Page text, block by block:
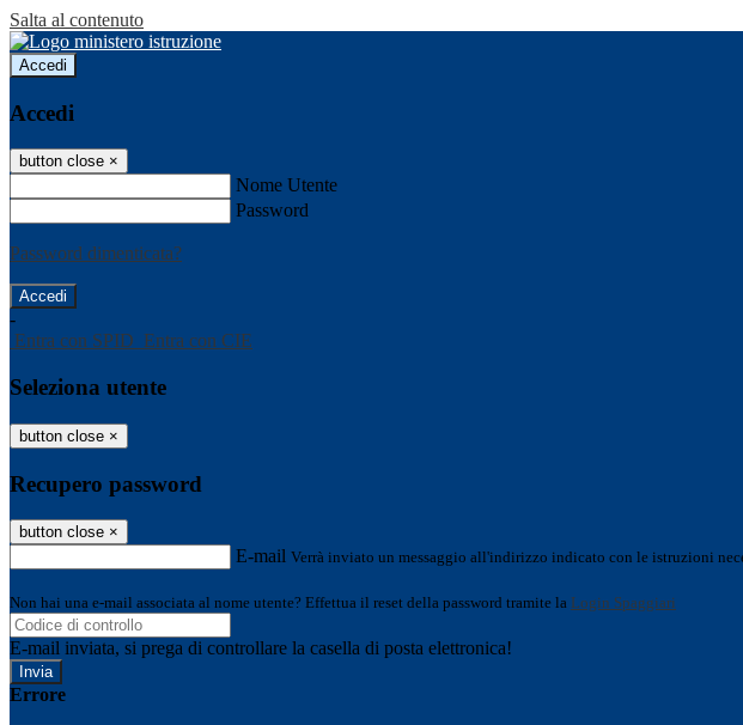
Salta al contenuto
Accedi
Accedi
button close ×
Nome Utente
Password
Password dimenticata?
-
Entra con SPID Entra con CIE
Seleziona utente
button close ×
Recupero password
button close ×
E-mail Verrà inviato un messaggio all'indirizzo indicato con le istruzioni
Non hai una e-mail associata al nome utente? Effettua il reset della password tramite la Login Spaggiari
E-mail inviata, si prega di controllare la casella di posta elettronica!
Errore